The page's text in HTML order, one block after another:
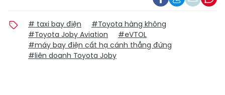
# taxi bay điện
#Toyota hàng không
#Toyota Joby Aviation
#eVTOL
#máy bay điện cất hạ cánh thẳng đứng
#liên doanh Toyota Joby